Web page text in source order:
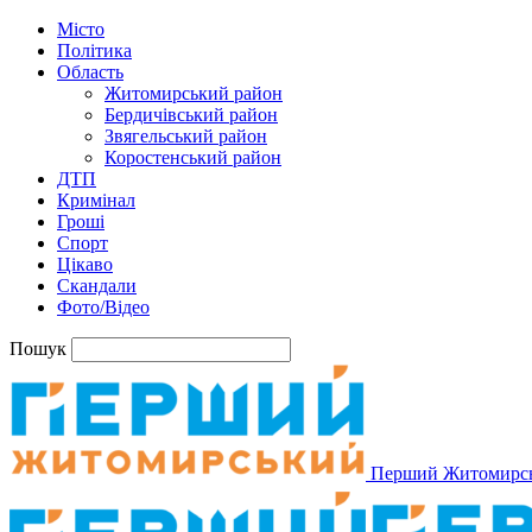
Місто
Політика
Область
Житомирський район
Бердичівський район
Звягельський район
Коростенський район
ДТП
Кримінал
Гроші
Спорт
Цікаво
Скандали
Фото/Відео
Пошук
Перший